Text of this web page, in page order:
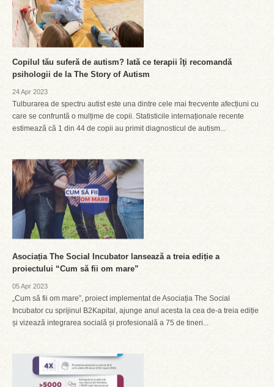
Copilul tău suferă de autism? Iată ce terapii îţi recomandă
psihologii de la The Story of Autism
24 Apr 2023
Tulburarea de spectru autist este una dintre cele mai frecvente afecțiuni cu
care se confruntă o mulțime de copii. Statisticile internaționale recente
estimează că 1 din 44 de copii au primit diagnosticul de autism...
Asociația The Social Incubator lansează a treia ediție a
proiectului “Cum să fii om mare”
05 Apr 2023
„Cum să fii om mare”, proiect implementat de Asociația The Social
Incubator cu sprijinul B2Kapital, ajunge anul acesta la cea de-a treia ediție
și vizează integrarea socială și profesională a 75 de tineri...